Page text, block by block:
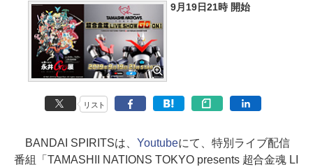
9月19日21時 開始
リスト
BANDAI SPIRITSは、 Youtubeにて、特別ライブ配信
番組「TAMASHII NATIONS TOKYO presents 超合金魂 LI